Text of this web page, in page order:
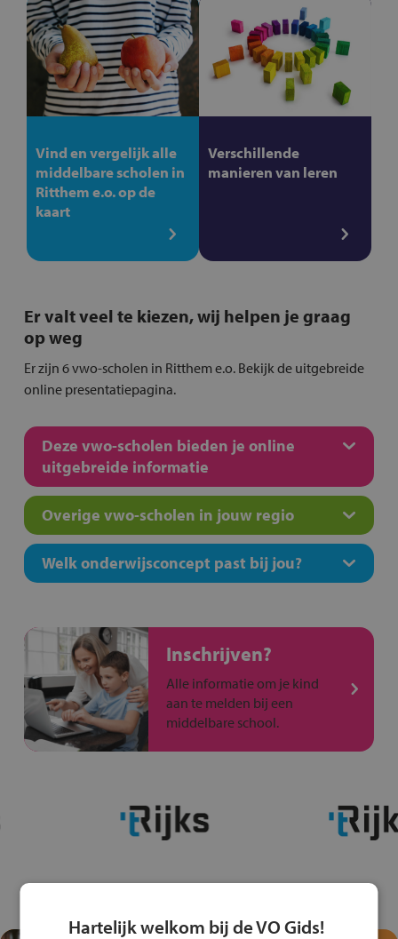
Vind en vergelijk alle
middelbare scholen in
Ritthem e.o. op de
kaart
Verschillende
manieren van leren
Er valt veel te kiezen, wij helpen je graag
op weg
Er zijn 6 vwo-scholen in Ritthem e.o. Bekijk de uitgebreide
online presentatiepagina.
Deze vwo-scholen bieden je online
uitgebreide informatie
Overige vwo-scholen in jouw regio
Welk onderwijsconcept past bij jou?
Inschrijven?
Alle informatie om je kind
aan te melden bij een
middelbare school.
Hartelijk welkom bij de VO Gids!